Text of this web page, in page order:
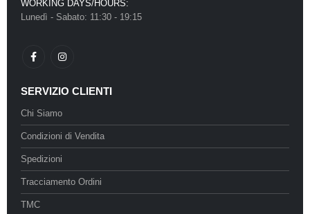
WORKING DAYS/HOURS:
Lunedì - Sabato: 11:30 - 19:15
SERVIZIO CLIENTI
Chi Siamo
Condizioni di Vendita
Spedizioni
Tracciamento Ordini
TMC